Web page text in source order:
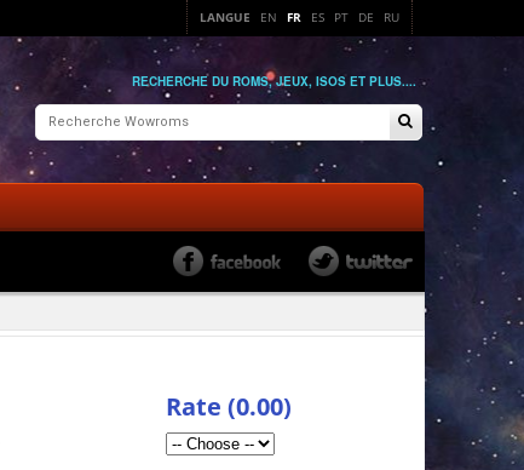
LANGUE EN FR ES PT DE RU
RECHERCHE DU ROMS, JEUX, ISOS ET PLUS....
Rate (0.00)